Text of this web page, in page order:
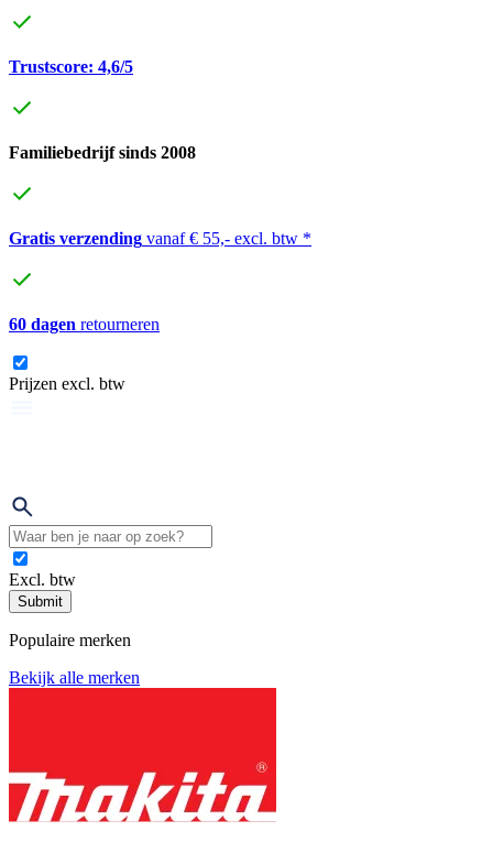
Trustscore: 4,6/5
Familiebedrijf sinds 2008
Gratis verzending vanaf € 55,- excl. btw *
60 dagen retourneren
Prijzen excl. btw
Excl. btw
Submit
Populaire merken
Bekijk alle merken